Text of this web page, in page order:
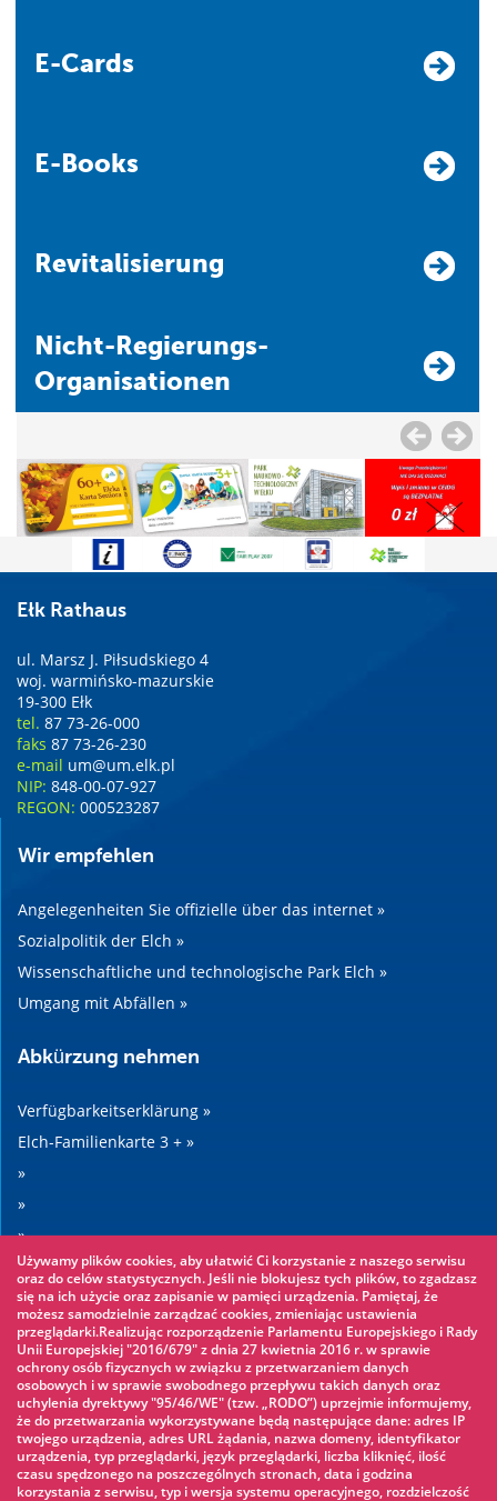
E-Cards
E-Books
Revitalisierung
Nicht-Regierungs-
Organisationen
Ełk Rathaus
ul. Marsz J. Piłsudskiego 4
woj. warmińsko-mazurskie
19-300 Ełk
tel. 87 73-26-000
faks 87 73-26-230
e-mail um@um.elk.pl
NIP: 848-00-07-927
REGON: 000523287
Wir empfehlen
Angelegenheiten Sie offizielle über das internet »
Sozialpolitik der Elch »
Wissenschaftliche und technologische Park Elch »
Umgang mit Abfällen »
Abkürzung nehmen
Verfügbarkeitserklärung »
Elch-Familienkarte 3 + »
»
»
»
»
Sehenswertes
Seilpark »
Wasserpark »
Eisbahn »
KINOECK »
Używamy plików cookies, aby ułatwić Ci korzystanie z naszego serwisu
oraz do celów statystycznych. Jeśli nie blokujesz tych plików, to zgadzasz
się na ich użycie oraz zapisanie w pamięci urządzenia. Pamiętaj, że
możesz samodzielnie zarządzać cookies, zmieniając ustawienia
przeglądarki.Realizując rozporządzenie Parlamentu Europejskiego i Rady
Unii Europejskiej "2016/679" z dnia 27 kwietnia 2016 r. w sprawie
ochrony osób fizycznych w związku z przetwarzaniem danych
osobowych i w sprawie swobodnego przepływu takich danych oraz
uchylenia dyrektywy "95/46/WE" (tzw. „RODO”) uprzejmie informujemy,
że do przetwarzania wykorzystywane będą następujące dane: adres IP
twojego urządzenia, adres URL żądania, nazwa domeny, identyfikator
urządzenia, typ przeglądarki, język przeglądarki, liczba kliknięć, ilość
czasu spędzonego na poszczególnych stronach, data i godzina
korzystania z serwisu, typ i wersja systemu operacyjnego, rozdzielczość